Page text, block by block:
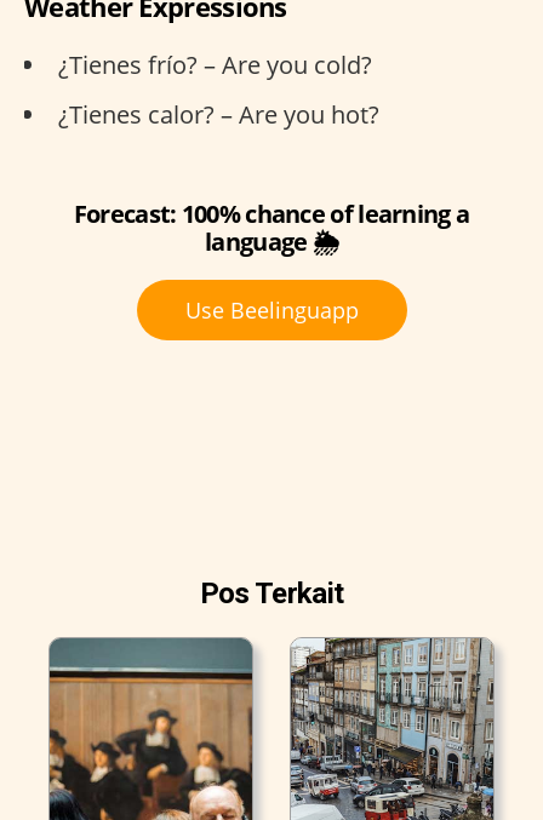
¿Tienes frío? – Are you cold?
¿Tienes calor? – Are you hot?
Forecast: 100% chance of learning a
language 🌦️
Use Beelinguapp
Pos Terkait